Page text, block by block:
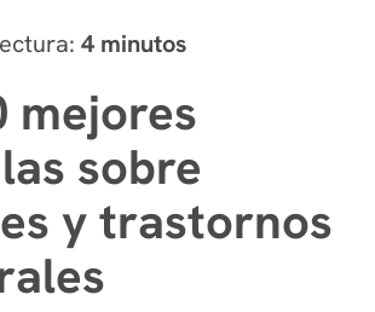
4 minutos
mejores
sobre
y trastornos